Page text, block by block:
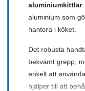
aluminiumkittlar
aluminium som
hantera i köket.
Det robusta
bekvämt grepp,
enkelt att
hjälper till att